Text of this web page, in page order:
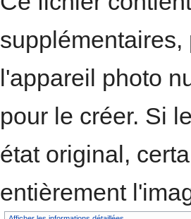
l'appareil photo
pour le créer. Si
état original,
entièrement